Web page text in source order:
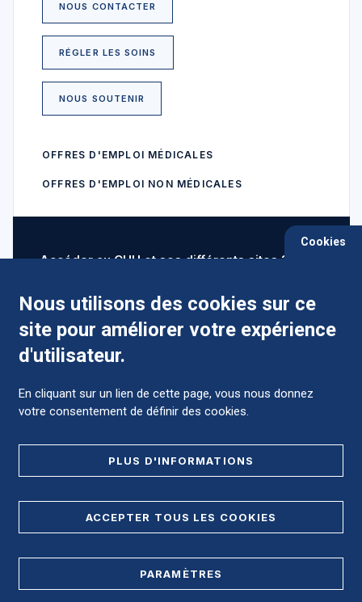
NOUS CONTACTER
RÉGLER LES SOINS
NOUS SOUTENIR
OFFRES D'EMPLOI MÉDICALES
OFFRES D'EMPLOI NON MÉDICALES
Accéder au CHU et ses différents sites ?
Comment préparer mon hospitalisation ?
PLAN DE SITE
Cookies
Nous utilisons des cookies sur ce
site pour améliorer votre expérience
d'utilisateur.
En cliquant sur un lien de cette page, vous nous donnez
votre consentement de définir des cookies.
PLUS D'INFORMATIONS
ACCEPTER TOUS LES COOKIES
PARAMÈTRES